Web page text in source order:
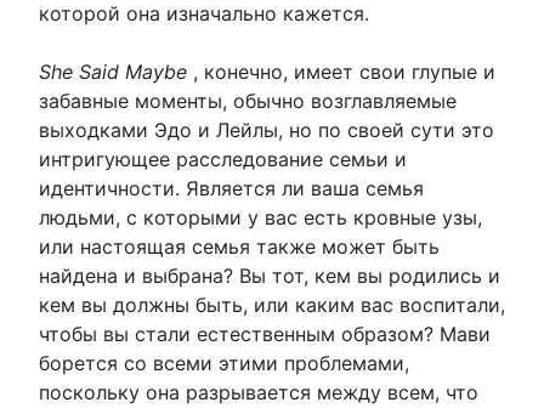
которой она изначально кажется.
She Said Maybe , конечно, имеет свои глупые и
забавные моменты, обычно возглавляемые
выходками Эдо и Лейлы, но по своей сути это
интригующее расследование семьи и
идентичности. Является ли ваша семья
людьми, с которыми у вас есть кровные узы,
или настоящая семья также может быть
найдена и выбрана? Вы тот, кем вы родились и
кем вы должны быть, или каким вас воспитали,
чтобы вы стали естественным образом? Мави
борется со всеми этими проблемами,
поскольку она разрывается между всем, что